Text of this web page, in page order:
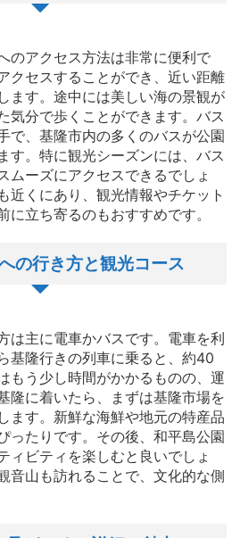
のアクセス方法は非常に便利で
クセスすることができ、近い距離
ます。途中には美しい海の景観が
気分で歩くことができます。バス
で、基隆市内の多くのバスが公園
す。特に観光シーズンには、バス
ムーズにアクセスできるでしょ
近くにあり、観光情報やチケット
に立ち寄るのもおすすめです。
の行き方と観光コース
は主に電車かバスです。電車を利
基隆行きの列車に乗ると、約40
もう少し時間がかかるものの、運
隆に着いたら、まずは基隆市場を
ます。新鮮な海鮮や地元の特産品
ったりです。その後、和平島公園
ィビティを楽しむと良いでしょ
音山も訪れることで、文化的な側